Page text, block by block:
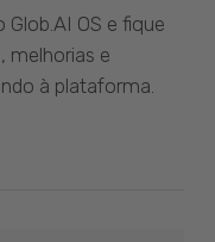
OS e fique
melhorias e
à plataforma.